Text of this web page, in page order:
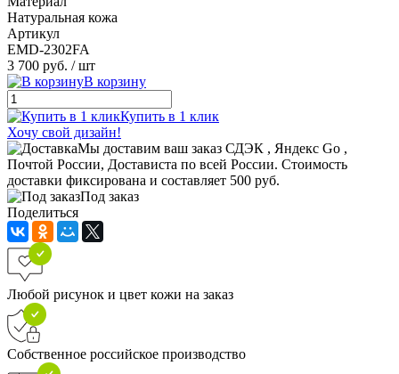
Натуральная кожа
Артикул
EMD-2302FA
3 700 руб. / шт
В корзину
Купить в 1 клик
Хочу свой дизайн!
Мы доставим ваш заказ СДЭК , Яндекс Go ,
Почтой России, Достависта по всей России. Стоимость
доставки фиксирована и составляет 500 руб.
Под заказ
Поделиться
Любой рисунок и цвет кожи на заказ
Собственное российское производство